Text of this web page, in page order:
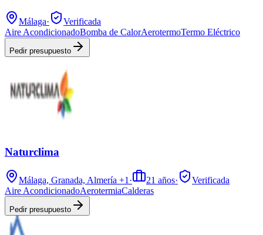
Málaga·
Verificada
Aire AcondicionadoBomba de CalorAerotermoTermo Eléctrico
Pedir presupuesto
Naturclima
Málaga, Granada, Almería +1 · 21 años·
Verificada
Aire AcondicionadoAerotermiaCalderas
Pedir presupuesto